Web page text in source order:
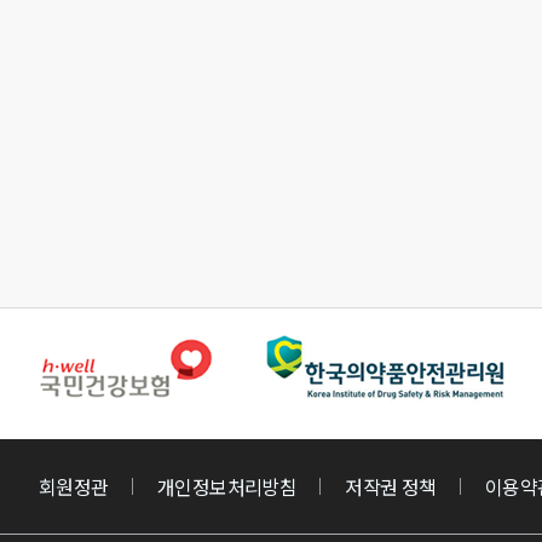
회원정관 개인정보처리방침 저작권 정책 이용